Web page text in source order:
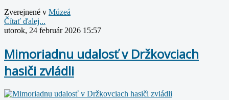
Zverejnené v Múzeá
Čítať ďalej...
utorok, 24 február 2026 15:57
Mimoriadnu udalosť v Držkovciach
hasiči zvládli